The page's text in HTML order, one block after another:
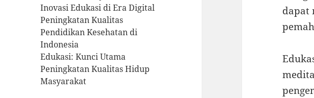
Inovasi Edukasi di Era Digital
Peningkatan Kualitas
Pendidikan Kesehatan di
Indonesia
Edukasi: Kunci Utama
Peningkatan Kualitas Hidup
Masyarakat
dapat